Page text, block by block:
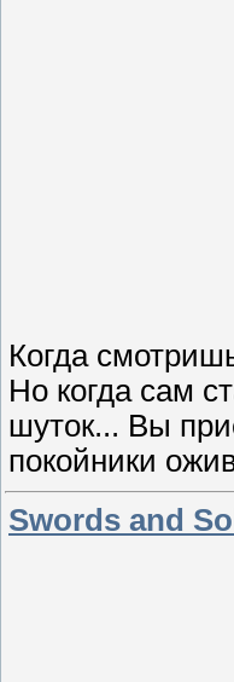
Когда
Но когда сам
шуток... Вы
покойники
Swords and